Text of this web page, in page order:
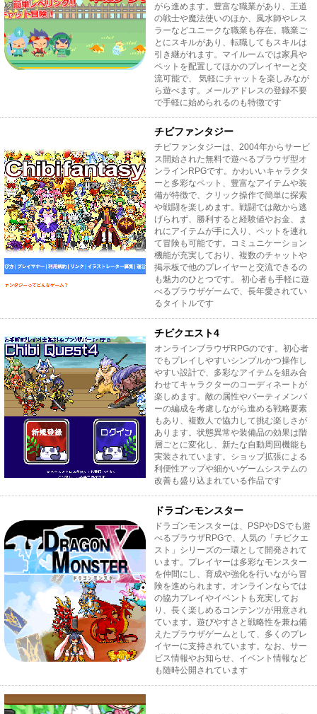
がら進めます。豊富な職業があり、王道
の戦士や魔法使いのほか、風水師やレス
ラーなどユニークな職業も存在。職業ご
とにスキルがあり、転職してもスキルは
引き継がれます。マイルームでは家具や
ペットを配置してほかのプレイヤーと交
流可能で、 気軽にチャットを楽しみなが
ら遊べます。メールアドレスの登録不要
で手軽に始められるのも特徴です
チビファンタジー
チビファンタジーは、2004年からサービ
ス開始された無料で遊べるブラウザ型オ
ンラインRPGです。かわいいキャラクタ
ーと多彩なペット、豊富なアイテムや装
備が特徴で、クリック操作で簡単に探索
や戦闘を楽しめます。戦闘では敵から逃
げられず、勝利すると経験値やお金、ま
れにアイテムが手に入り、ペットを連れ
て冒険も可能です。コミュニケーション
機能が充実しており、複数のチャットや
掲示板で他のプレイヤーと交流できるの
も魅力のひとつです。 初心者も手軽に遊
べるブラウザゲームで、長年愛されてい
るタイトルです
チビクエスト4
オンラインブラウザRPGのです。初心者
でもプレイしやすいシンプルかつ操作し
やすい設計で、多彩なアイテムを組み合
わせてキャラクターのコーディネートが
楽しめます。敵の属性やパーティメンバ
ーの編成を考慮しながら進める戦略要素
もあり、複数人で協力して挑む楽しさが
あります。状態異常や装備品の効果は階
層ごとに変化し、新たな自動周回機能も
実装されています。ショップ拡張による
利便性アップや細かいゲームシステムの
改善も盛り込まれている作品です
ドラゴンモンスター
ドラゴンモンスターは、PSPやDSでも遊
べるブラウザRPGで、人気の「チビクエ
スト」シリーズの一環として開発されて
います。プレイヤーは多彩なモンスター
を仲間にし、育成や強化を行いながら冒
険を進められます。オンラインならでは
の協力プレイやイベントも充実してお
り、長く楽しめるコンテンツが用意され
ています。遊びやすさと戦略性を兼ね備
えたブラウザゲームとして、多くのプレ
イヤーに支持されています。なお、サー
ビス情報やお知らせ、イベント情報など
も随時公開されています